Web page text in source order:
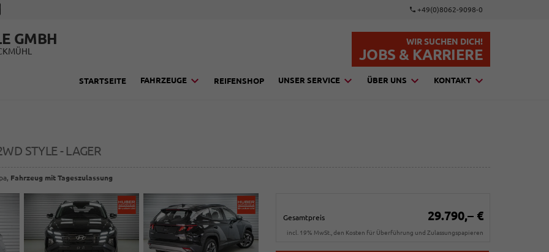
+49(0)8062-9098-0
GMBH WIR SUCHEN DICH!
JOBS & KARRIERE
STARTSEITE FAHRZEUGE REIFENSHOP UNSER SERVICE ÜBER UNS KONTAKT
STYLE - LAGER
Fahrzeug mit Tageszulassung
Gesamtpreis 29.790,– €
incl. 19% MwSt., den Kosten für Überführung und Zulassungspapieren